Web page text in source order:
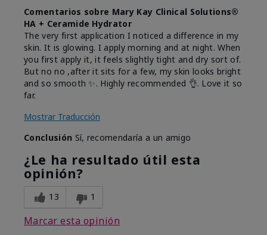
Comentarios sobre Mary Kay Clinical Solutions®
HA + Ceramide Hydrator
The very first application I noticed a difference in my
skin. It is glowing. I apply morning and at night. When
you first apply it, it feels slightly tight and dry sort of.
But no no ,after it sits for a few, my skin looks bright
and so smooth ✨️. Highly recommended 👌. Love it so
far.
Mostrar Traducción
Conclusión Sí, recomendaría a un amigo
¿Le ha resultado útil esta
opinión?
13 1
Marcar esta opinión